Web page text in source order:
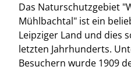
Das Naturschutzgebiet
Mühlbachtal" ist ein
Leipziger Land und dies
letzten Jahrhunderts.
Besuchern wurde 1909